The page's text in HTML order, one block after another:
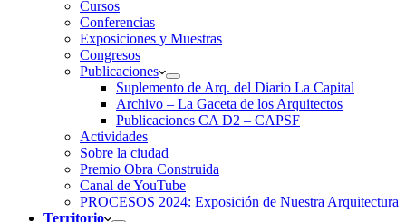
Cursos
Conferencias
Exposiciones y Muestras
Congresos
Publicaciones
Suplemento de Arq. del Diario La Capital
Archivo – La Gaceta de los Arquitectos
Publicaciones CA D2 – CAPSF
Actividades
Sobre la ciudad
Premio Obra Construida
Canal de YouTube
PROCESOS 2024: Exposición de Nuestra Arquitectura
Territorio